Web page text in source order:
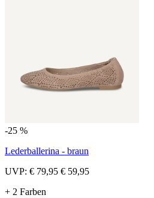
-25 %
Lederballerina - braun
UVP: € 79,95 € 59,95
+ 2 Farben